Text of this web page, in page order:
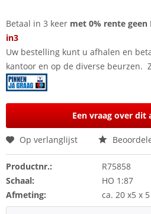
Betaal in 3 keer met 0% rente geen
in3
Uw bestelling kunt u afhalen en
kantoor en op de diverse beurzen.
Een vraag over dit
Op verlanglijst
Productnr.:
R75858
Schaal:
HO 1:87
Afmeting:
ca. 20 x5 x